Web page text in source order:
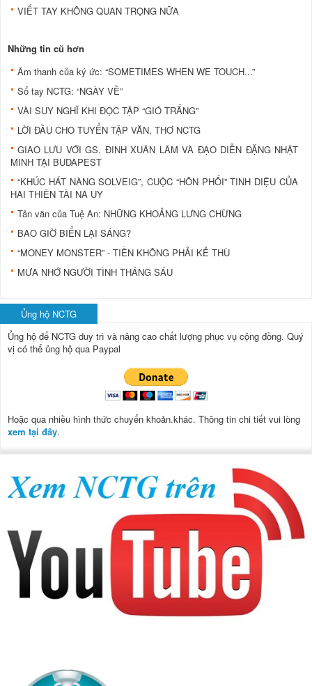
VIẾT TAY KHÔNG QUAN TRỌNG NỮA
Những tin cũ hơn
Âm thanh của ký ức: “SOMETIMES WHEN WE TOUCH...”
Sổ tay NCTG: “NGÀY VỀ”
VÀI SUY NGHĨ KHI ĐỌC TẬP “GIÓ TRẮNG”
LỜI ĐẦU CHO TUYỂN TẬP VĂN, THƠ NCTG
GIAO LƯU VỚI GS. ĐINH XUÂN LÂM VÀ ĐẠO DIỄN ĐẶNG NHẬT
MINH TẠI BUDAPEST
“KHÚC HÁT NÀNG SOLVEIG”, CUỘC “HÔN PHỐI” TINH DIỆU CỦA
HAI THIÊN TÀI NA UY
Tản văn của Tuệ An: NHỮNG KHOẢNG LƯNG CHỪNG
BAO GIỜ BIỂN LẠI SÁNG?
“MONEY MONSTER” - TIỀN KHÔNG PHẢI KẺ THÙ
MƯA NHỚ NGƯỜI TÌNH THÁNG SÁU
Ủng hộ NCTG
Ủng hộ để NCTG duy trì và nâng cao chất lượng phục vụ cộng đồng. Quý
vị có thể ủng hộ qua Paypal
Hoặc qua nhiều hình thức chuyển khoản.khác. Thông tin chi tiết vui lòng
xem tại đây.